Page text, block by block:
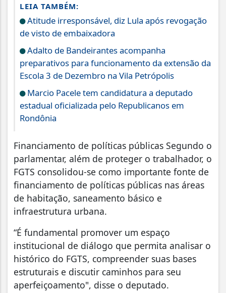
LEIA TAMBÉM:
Atitude irresponsável, diz Lula após revogação
de visto de embaixadora
Adalto de Bandeirantes acompanha
preparativos para funcionamento da extensão da
Escola 3 de Dezembro na Vila Petrópolis
Marcio Pacele tem candidatura a deputado
estadual oficializada pelo Republicanos em
Rondônia
Financiamento de políticas públicas Segundo o
parlamentar, além de proteger o trabalhador, o
FGTS consolidou-se como importante fonte de
financiamento de políticas públicas nas áreas
de habitação, saneamento básico e
infraestrutura urbana.
“É fundamental promover um espaço
institucional de diálogo que permita analisar o
histórico do FGTS, compreender suas bases
estruturais e discutir caminhos para seu
aperfeiçoamento", disse o deputado.